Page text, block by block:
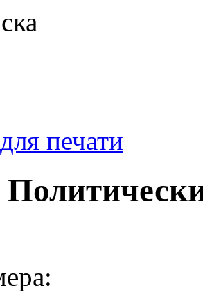
печати